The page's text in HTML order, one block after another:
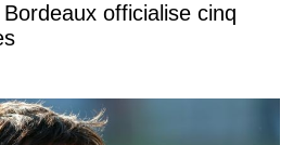
officialise cinq